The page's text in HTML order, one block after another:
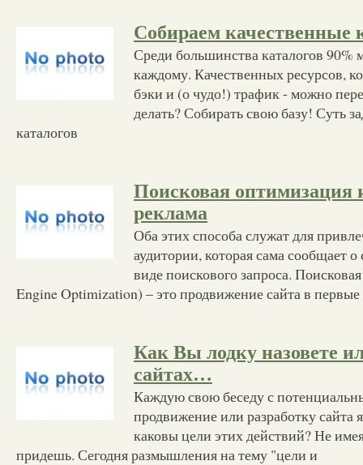
Собираем качественные
Среди большинства каталогов 90%
каждому. Качественных ресурсов,
бэки и (о чудо!) трафик - можно
делать? Собирать свою базу! Суть
каталогов
Поисковая оптимизация
реклама
Оба этих способа служат для
аудитории, которая сама сообщает
виде поискового запроса.
Engine Optimization) – это продвижение сайта в первые
Как Вы лодку назовете
сайтах…
Каждую свою беседу с
продвижение или разработку сайта
каковы цели этих действий? Не
придешь. Сегодня размышления на тему "цели и